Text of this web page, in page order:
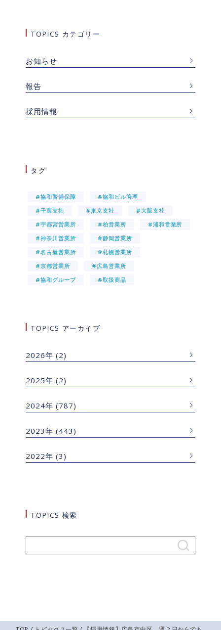
TOPICS カテゴリー
お知らせ
報告
採用情報
タグ
#協和警備保障
#協和ビル管理
#千葉支社
#東京支社
#大阪支社
#宇都宮営業所
#柏営業所
#浦和営業所
#神奈川営業所
#静岡営業所
#名古屋営業所
#札幌営業所
#京都営業所
#広島営業所
#協和グループ
#取扱商品
TOPICS アーカイブ
2026年 (2)
2025年 (2)
2024年 (787)
2023年 (443)
2022年 (3)
TOPICS 検索